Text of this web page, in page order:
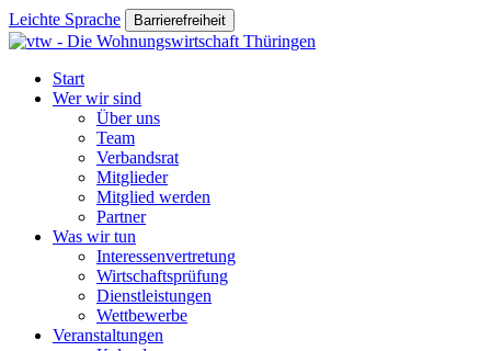
Leichte Sprache Barrierefreiheit
Start
Wer wir sind
Über uns
Team
Verbandsrat
Mitglieder
Mitglied werden
Partner
Was wir tun
Interessenvertretung
Wirtschaftsprüfung
Dienstleistungen
Wettbewerbe
Veranstaltungen